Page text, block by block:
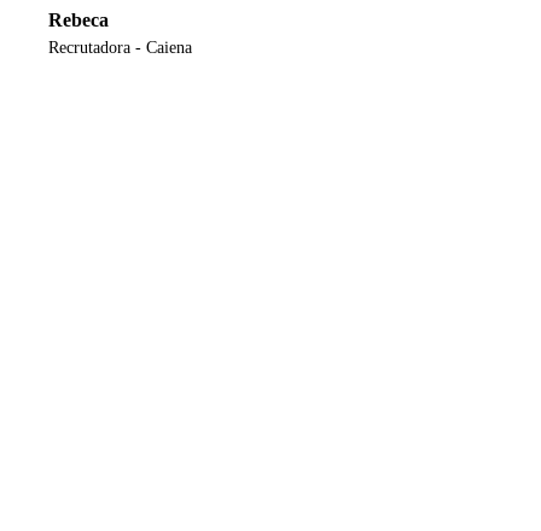
Rebeca
Recrutadora - Caiena